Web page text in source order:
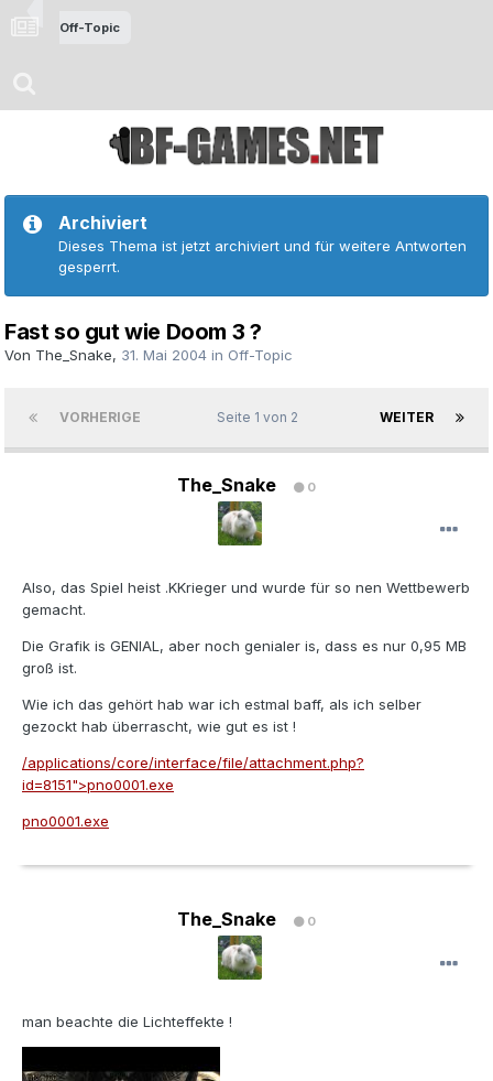
Off-Topic
Archiviert
Dieses Thema ist jetzt archiviert und für weitere Antworten
gesperrt.
Fast so gut wie Doom 3 ?
Von The_Snake, 31. Mai 2004 in Off-Topic
VORHERIGE WEITER
Seite 1 von 2
The_Snake 0
Also, das Spiel heist .KKrieger und wurde für so nen Wettbewerb
gemacht.
Die Grafik is GENIAL, aber noch genialer is, dass es nur 0,95 MB
groß ist.
Wie ich das gehört hab war ich estmal baff, als ich selber
gezockt hab überrascht, wie gut es ist !
/applications/core/interface/file/attachment.php?
id=8151">pno0001.exe
pno0001.exe
The_Snake 0
man beachte die Lichteffekte !